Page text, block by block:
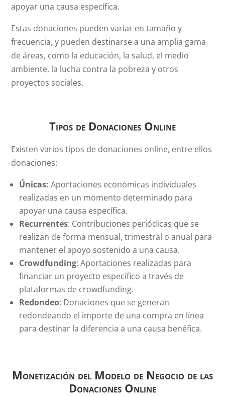
apoyar una causa específica.
Estas donaciones pueden variar en tamaño y
frecuencia, y pueden destinarse a una amplia gama
de áreas, como la educación, la salud, el medio
ambiente, la lucha contra la pobreza y otros
proyectos sociales.
Tipos de Donaciones Online
Existen varios tipos de donaciones online, entre ellos
donaciones:
Únicas: Aportaciones económicas individuales
realizadas en un momento determinado para
apoyar una causa específica.
Recurrentes: Contribuciones periódicas que se
realizan de forma mensual, trimestral o anual para
mantener el apoyo sostenido a una causa.
Crowdfunding: Aportaciones realizadas para
financiar un proyecto específico a través de
plataformas de crowdfunding.
Redondeo: Donaciones que se generan
redondeando el importe de una compra en línea
para destinar la diferencia a una causa benéfica.
Monetización del Modelo de Negocio de las
Donaciones Online